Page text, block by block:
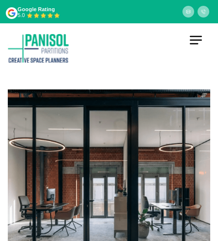
Google Rating
5.0